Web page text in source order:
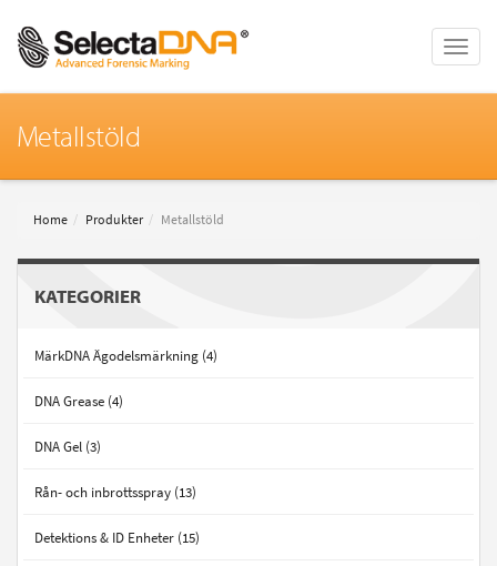
Toggle
Metallstöld
Home Produkter Metallstöld
KATEGORIER
MärkDNA Ägodelsmärkning (4)
DNA Grease (4)
DNA Gel (3)
Rån- och inbrottsspray (13)
Detektions & ID Enheter (15)